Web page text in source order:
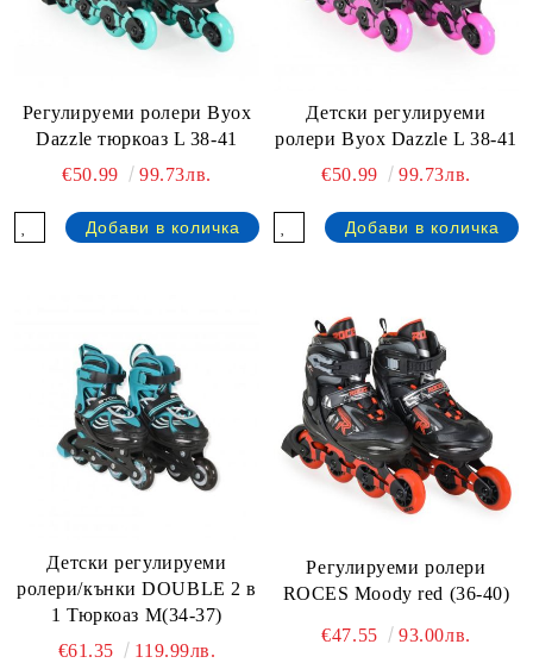
Регулируеми ролери Byox
Dazzle тюркоаз L 38-41
€50.99
99.73лв.
Детски регулируеми
ролери Byox Dazzle L 38-41
€50.99
99.73лв.
Детски регулируеми
ролери/кънки DOUBLE 2 в
1 Тюркоаз M(34-37)
€61.35
119.99лв.
Регулируеми ролери
ROCES Moody red (36-40)
€47.55 93.00лв.